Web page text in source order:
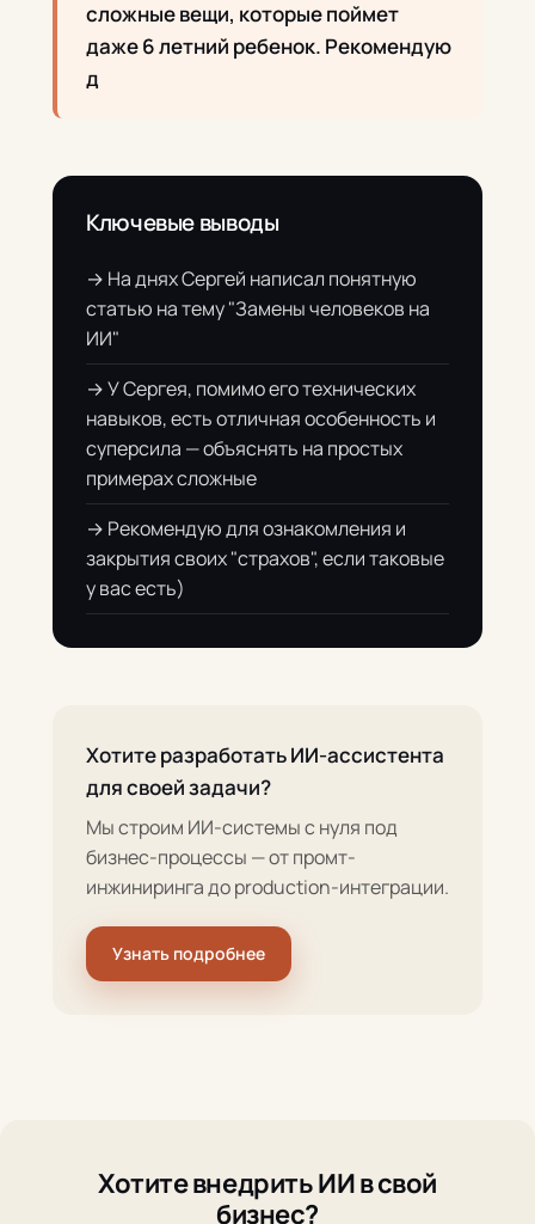
сложные вещи, которые поймет
даже 6 летний ребенок. Рекомендую
д
Ключевые выводы
→ На днях Сергей написал понятную
статью на тему "Замены человеков на
ИИ"
→ У Сергея, помимо его технических
навыков, есть отличная особенность и
суперсила — объяснять на простых
примерах сложные
→ Рекомендую для ознакомления и
закрытия своих "страхов", если таковые
у вас есть)
Хотите разработать ИИ-ассистента
для своей задачи?
Мы строим ИИ-системы с нуля под
бизнес-процессы — от промт-
инжиниринга до production-интеграции.
Узнать подробнее
Хотите внедрить ИИ в свой
бизнес?